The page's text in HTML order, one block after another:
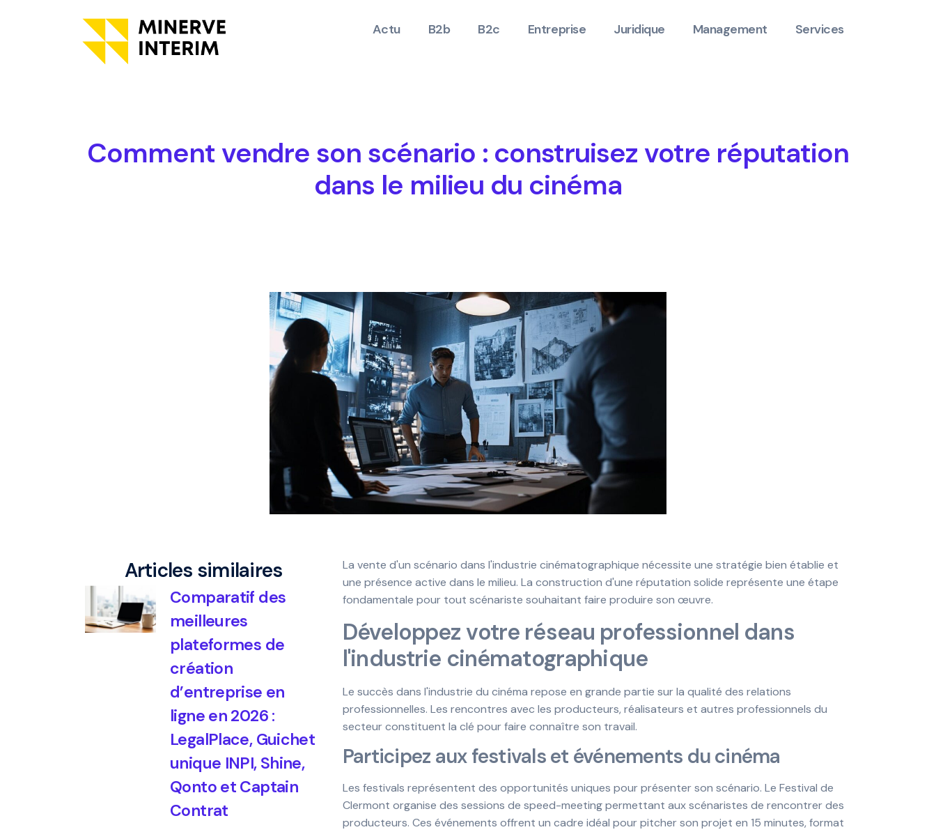
Actu B2b B2c Entreprise Juridique Management Services
Comment vendre son scénario : construisez votre réputation
dans le milieu du cinéma
Articles similaires
Comparatif des
meilleures
plateformes de
création
d’entreprise en
ligne en 2026 :
LegalPlace, Guichet
unique INPI, Shine,
Qonto et Captain
Contrat
La vente d'un scénario dans l'industrie cinématographique nécessite une stratégie bien établie et
une présence active dans le milieu. La construction d'une réputation solide représente une étape
fondamentale pour tout scénariste souhaitant faire produire son œuvre.
Développez votre réseau professionnel dans
l'industrie cinématographique
Le succès dans l'industrie du cinéma repose en grande partie sur la qualité des relations
professionnelles. Les rencontres avec les producteurs, réalisateurs et autres professionnels du
secteur constituent la clé pour faire connaître son travail.
Participez aux festivals et événements du cinéma
Les festivals représentent des opportunités uniques pour présenter son scénario. Le Festival de
Clermont organise des sessions de speed-meeting permettant aux scénaristes de rencontrer des
producteurs. Ces événements offrent un cadre idéal pour pitcher son projet en 15 minutes, format